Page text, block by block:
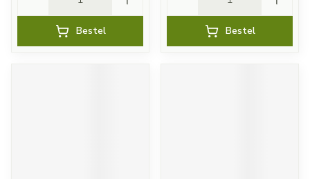
Bestel Bestel